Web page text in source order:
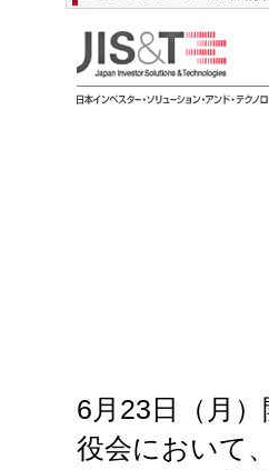
6月23日（月
役会において